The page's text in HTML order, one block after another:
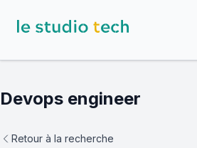
Devops engineer
Retour à la recherche